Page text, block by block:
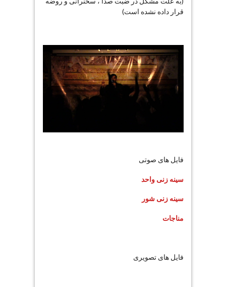
قرار داده نشده است)
فایل های صوتی
سینه زنی واحد
سینه زنی شور
مناجات
فایل های تصویری